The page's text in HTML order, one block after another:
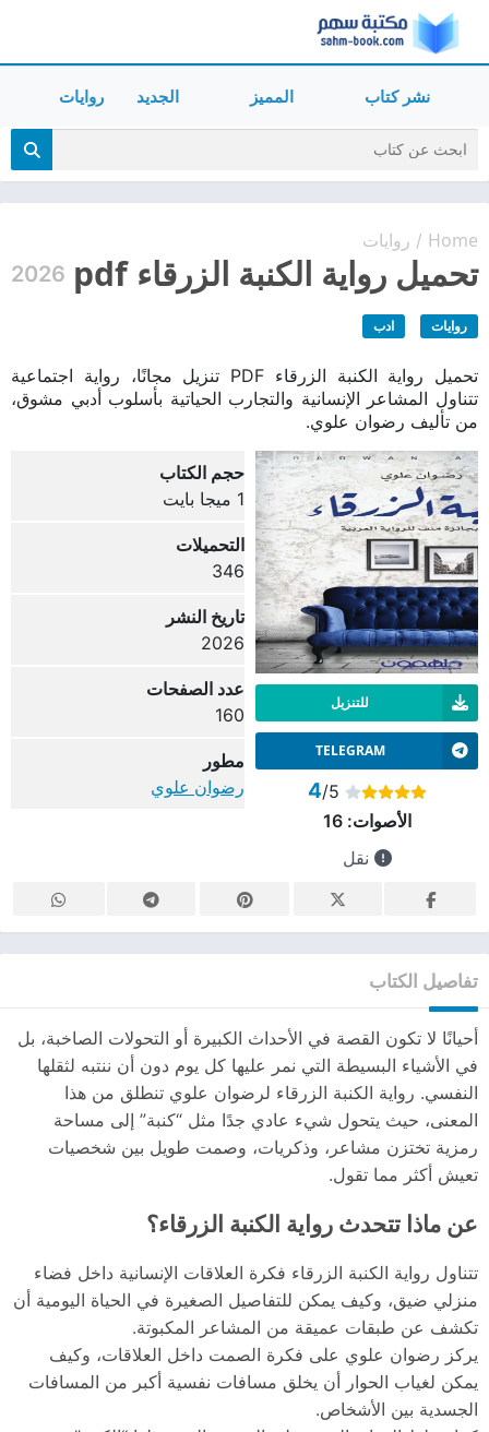
نشر كتاب المميز الجديد روايات
Home
/ روايات
تحميل رواية الكنبة الزرقاء pdf 2026
روايات ادب
تحميل رواية الكنبة الزرقاء PDF تنزيل مجانًا، رواية اجتماعية
تتناول المشاعر الإنسانية والتجارب الحياتية بأسلوب أدبي مشوق،
من تأليف رضوان علوي.
للتنزيل
TELEGRAM
4/5
الأصوات:16
نقل
حجم الكتاب
1 ميجا بايت
التحميلات
346
تاريخ النشر
2026
عدد الصفحات
160
مطور
رضوان علوي
تفاصيل الكتاب
أحيانًا لا تكون القصة في الأحداث الكبيرة أو التحولات الصاخبة، بل
في الأشياء البسيطة التي نمر عليها كل يوم دون أن ننتبه لثقلها
النفسي. رواية الكنبة الزرقاء لرضوان علوي تنطلق من هذا
المعنى، حيث يتحول شيء عادي جدًا مثل “كنبة” إلى مساحة
رمزية تختزن مشاعر، وذكريات، وصمت طويل بين شخصيات
تعيش أكثر مما تقول.
عن ماذا تتحدث رواية الكنبة الزرقاء؟
تتناول رواية الكنبة الزرقاء فكرة العلاقات الإنسانية داخل فضاء
منزلي ضيق، وكيف يمكن للتفاصيل الصغيرة في الحياة اليومية أن
تكشف عن طبقات عميقة من المشاعر المكبوتة.
يركز رضوان علوي على فكرة الصمت داخل العلاقات، وكيف
يمكن لغياب الحوار أن يخلق مسافات نفسية أكبر من المسافات
الجسدية بين الأشخاص.